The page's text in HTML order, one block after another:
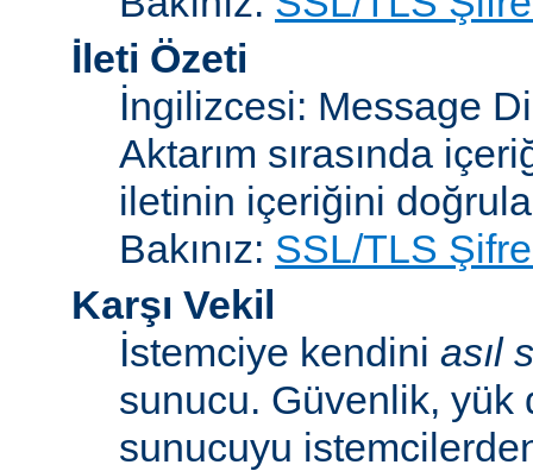
İleti Özeti
İngilizcesi: Message
Aktarım sırasında
iletinin içeriğini
Bakınız: SSL/TLS
Karşı Vekil
İstemciye kendini asıl
sunucu. Güvenlik, yük
sunucuyu